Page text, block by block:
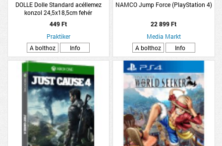
DOLLE Dolle Standard acéllemez
konzol 24,5x18,5cm fehér
449 Ft
Praktiker
A bolthoz
Info
NAMCO Jump Force (PlayStation 4)
22 899 Ft
Media Markt
A bolthoz
Info